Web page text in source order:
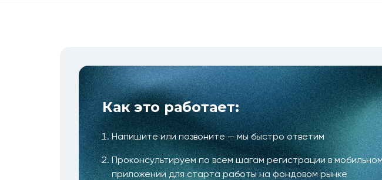
Как это работает:
Напишите или позвоните — мы быстро ответим
Проконсультируем по всем шагам регистрации в мобильном
приложении для старта работы на фондовом рынке